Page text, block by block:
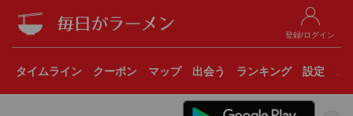
登録/ログイン
タイムライン クーポン マップ 出会う ランキング 設定